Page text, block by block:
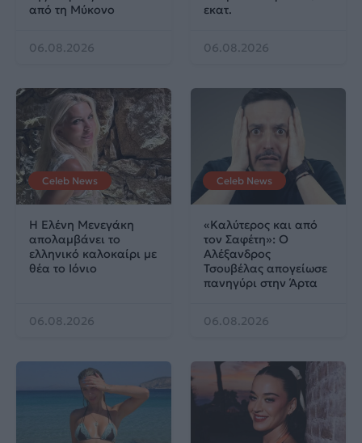
από τη Μύκονο
06.08.2026
εκατ.
06.08.2026
Celeb News
Η Ελένη Μενεγάκη
απολαμβάνει το
ελληνικό καλοκαίρι με
θέα το Ιόνιο
06.08.2026
Celeb News
«Καλύτερος και από
τον Σαφέτη»: Ο
Αλέξανδρος
Τσουβέλας απογείωσε
πανηγύρι στην Άρτα
06.08.2026